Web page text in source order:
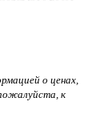
о ценах,
к